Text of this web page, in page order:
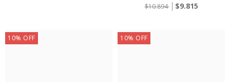
$10.894 $9.815
10% OFF 10% OFF